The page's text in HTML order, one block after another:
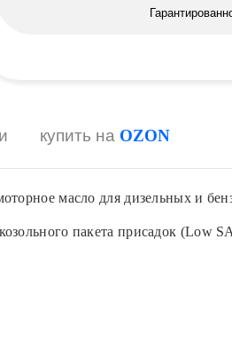
купить на OZON
масло для дизельных и
пакета присадок (Low